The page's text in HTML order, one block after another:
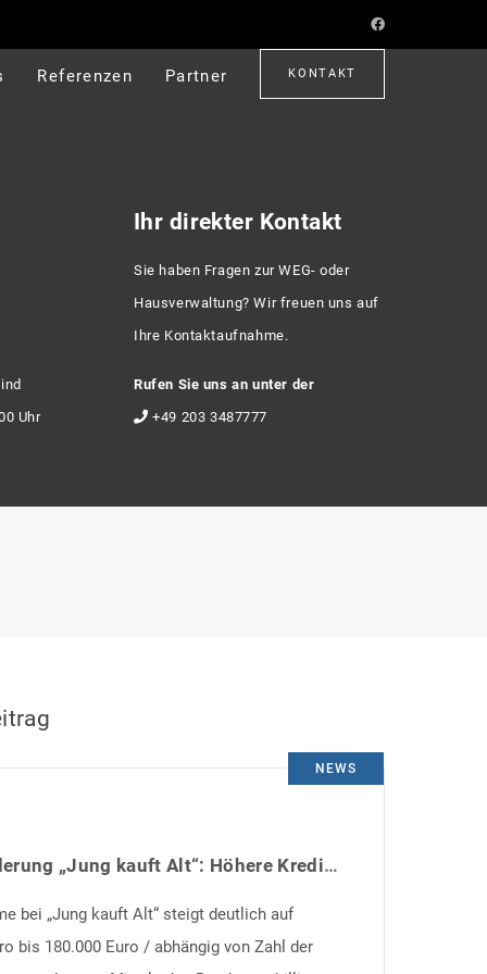
Referenzen Partner KONTAKT
Uhr
Ihr direkter Kontakt
Sie haben Fragen zur WEG- oder
Hausverwaltung? Wir freuen uns auf
Ihre Kontaktaufnahme.
Rufen Sie uns an unter der
+49 203 3487777
NEWS
KfW-Förderung „Jung kauft Alt“: Höhere Kredite ab August 2026
bei „Jung kauft Alt“ steigt deutlich auf
bis 180.000 Euro / abhängig von Zahl der